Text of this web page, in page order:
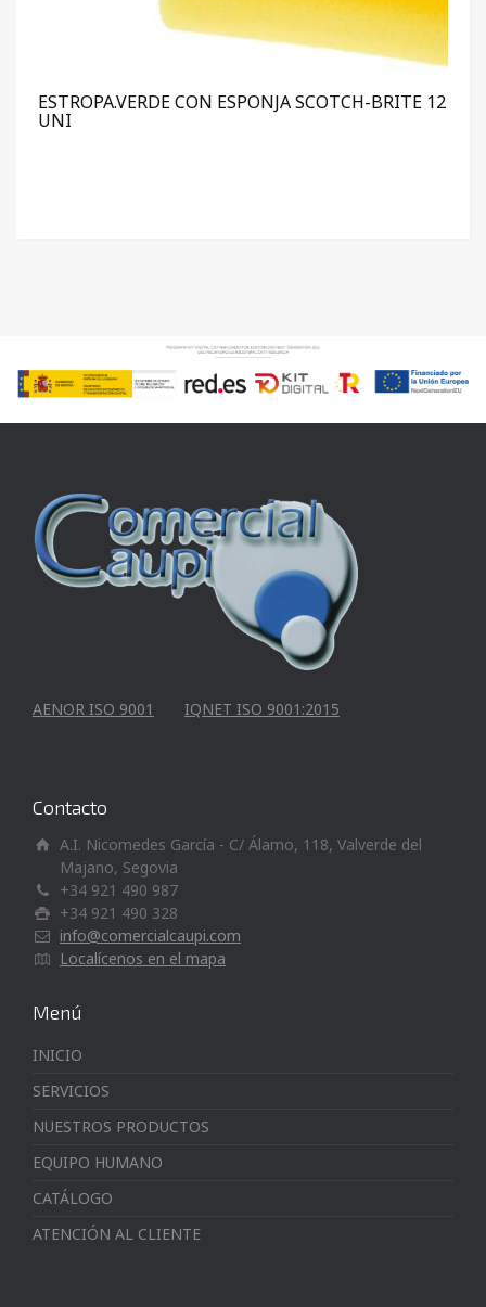
ESTROPA.VERDE CON ESPONJA SCOTCH-BRITE 12
UNI
AENOR ISO 9001 IQNET ISO 9001:2015
Contacto
A.I. Nicomedes García - C/ Álamo, 118, Valverde del
Majano, Segovia
+34 921 490 987
+34 921 490 328
info@comercialcaupi.com
Localícenos en el mapa
Menú
INICIO
SERVICIOS
NUESTROS PRODUCTOS
EQUIPO HUMANO
CATÁLOGO
ATENCIÓN AL CLIENTE